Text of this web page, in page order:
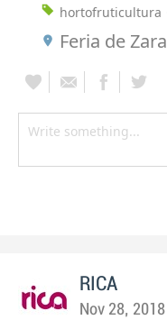
hortofruticultura
Feria de
RICA
Nov 28,